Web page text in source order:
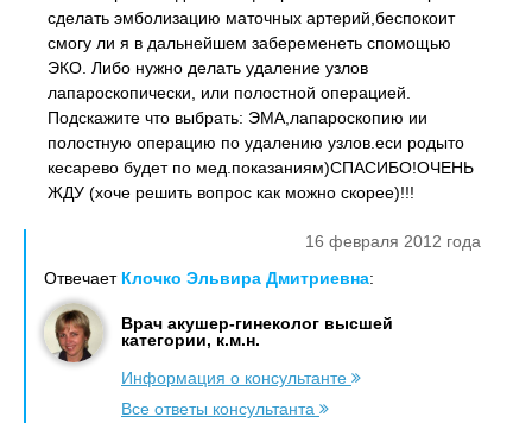
сделать эмболизацию маточных артерий,беспокоит
смогу ли я в дальнейшем забеременеть спомощью
ЭКО. Либо нужно делать удаление узлов
лапароскопически, или полостной операцией.
Подскажите что выбрать: ЭМА,лапароскопию ии
полостную операцию по удалению узлов.еси родыто
кесарево будет по мед.показаниям)СПАСИБО!ОЧЕНЬ
ЖДУ (хоче решить вопрос как можно скорее)!!!
16 февраля 2012 года
Отвечает Клочко Эльвира Дмитриевна:
Врач акушер-гинеколог высшей
категории, к.м.н.
Информация о консультанте
Все ответы консультанта